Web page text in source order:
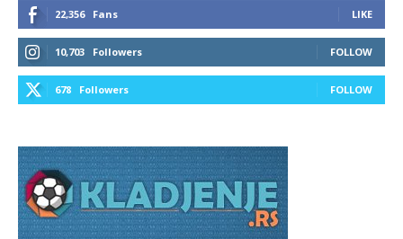
22,356 Fans LIKE
10,703 Followers FOLLOW
678 Followers FOLLOW